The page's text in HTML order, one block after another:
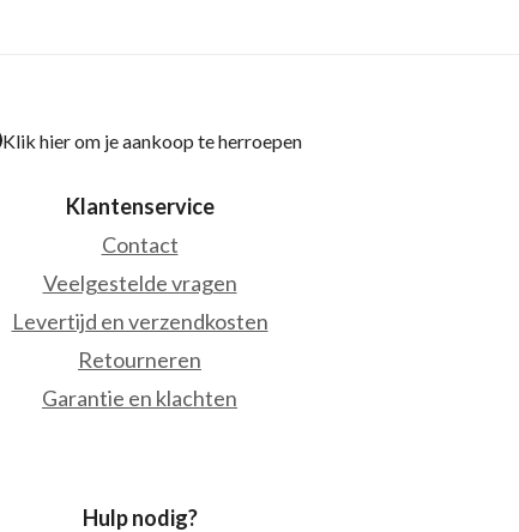
Klik hier om je aankoop te herroepen
Klantenservice
Contact
Veelgestelde vragen
Levertijd en verzendkosten
Retourneren
Garantie en klachten
Hulp nodig?